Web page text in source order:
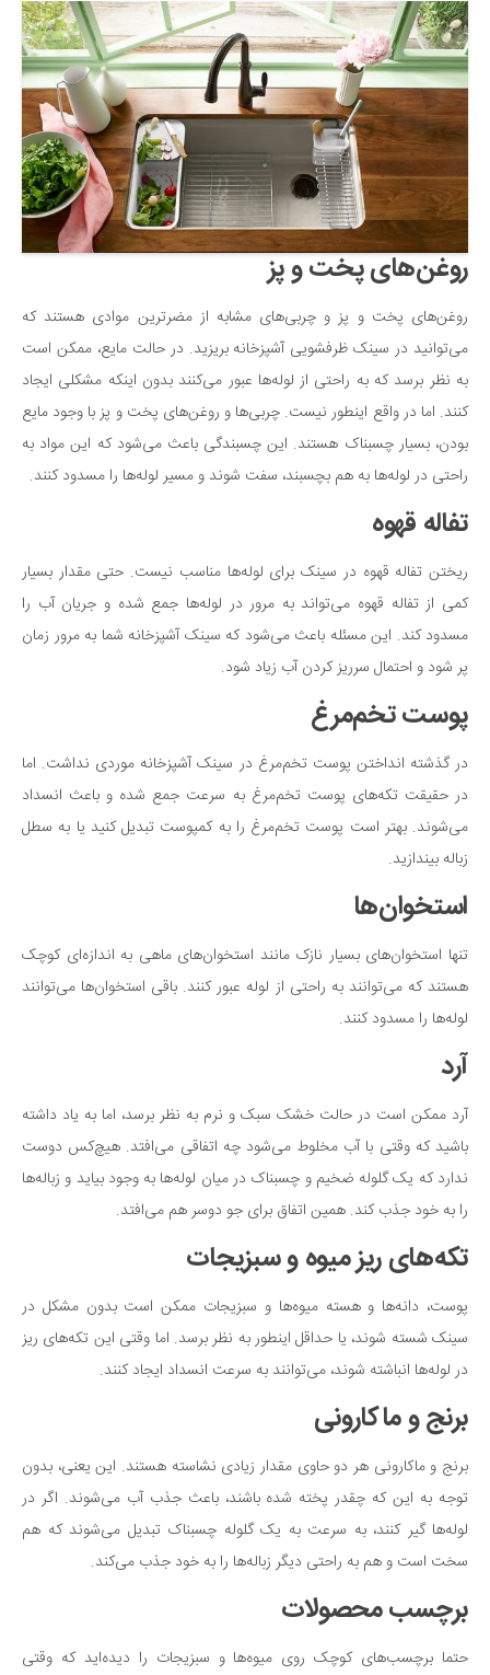
روانشناسی
مراکز پزشکی و دارویی
فرهنگ و هنر
سینما و تئاتر
تلویزیون
موسیقی
چهره‌ها
عکاسی و هنرهای تجسمی
کتاب و کتاب‌خوانی
تاریخ
معماری
فناوری‌ها
نجوم و هوا فضا
زمین و محیط زیست
خودرو
سرگرمی
دانستنی‌ها
طنز
فال
مسابقه
اخبار
روغن‌های پخت و پز
روغن‌های پخت و پز و چربی‌های مشابه از مضرترین موادی هستند که
می‌توانید در سینک ظرفشویی آشپزخانه بریزید. در حالت مایع، ممکن است
به نظر برسد که به راحتی از لوله‌ها عبور می‌کنند بدون اینکه مشکلی ایجاد
کنند. اما در واقع اینطور نیست. چربی‌ها و روغن‌های پخت و پز با وجود مایع
بودن، بسیار چسبناک هستند. این چسبندگی باعث می‌شود که این مواد به
راحتی در لوله‌ها به هم بچسبند، سفت شوند و مسیر لوله‌ها را مسدود کنند.
تفاله قهوه
ریختن تفاله قهوه در سینک برای لوله‌ها مناسب نیست. حتی مقدار بسیار
کمی از تفاله قهوه می‌تواند به مرور در لوله‌ها جمع شده و جریان آب را
مسدود کند. این مسئله باعث می‌شود که سینک آشپزخانه شما به مرور زمان
پر شود و احتمال سرریز کردن آب زیاد شود.
پوست تخم‌مرغ
در گذشته انداختن پوست تخم‌مرغ در سینک آشپزخانه موردی نداشت. اما
در حقیقت تکه‌های پوست تخم‌مرغ به سرعت جمع شده و باعث انسداد
می‌شوند. بهتر است پوست تخم‌مرغ را به کمپوست تبدیل کنید یا به سطل
زباله بیندازید.
استخوان‌ها
تنها استخوان‌های بسیار نازک مانند استخوان‌های ماهی به اندازه‌ای کوچک
هستند که می‌توانند به راحتی از لوله‌ عبور کنند. باقی استخوان‌ها می‌توانند
لوله‌ها را مسدود کنند.
آرد
آرد ممکن است در حالت خشک سبک و نرم به نظر برسد، اما به یاد داشته
باشید که وقتی با آب مخلوط می‌شود چه اتفاقی می‌افتد. هیچ‌کس دوست
ندارد که یک گلوله ضخیم و چسبناک در میان لوله‌ها به وجود بیاید و زباله‌ها
را به خود جذب کند. همین اتفاق برای جو دوسر هم می‌افتد.
تکه‌های ریز میوه و سبزیجات
پوست، دانه‌ها و هسته‌ میوه‌ها و سبزیجات ممکن است بدون مشکل در
سینک شسته شوند، یا حداقل اینطور به نظر برسد. اما وقتی این تکه‌های ریز
در لوله‌ها انباشته شوند، می‌توانند به سرعت انسداد ایجاد کنند.
برنج و ماکارونی
برنج و ماکارونی هر دو حاوی مقدار زیادی نشاسته هستند. این یعنی، بدون
توجه به این که چقدر پخته شده باشند، باعث جذب آب می‌شوند. اگر در
لوله‌ها گیر کنند، به سرعت به یک گلوله چسبناک تبدیل می‌شوند که هم
سخت است و هم به راحتی دیگر زباله‌ها را به خود جذب می‌کند.
برچسب‌ محصولات
حتما برچسب‌های کوچک روی میوه‌ها و سبزیجات را دیده‌اید که وقتی